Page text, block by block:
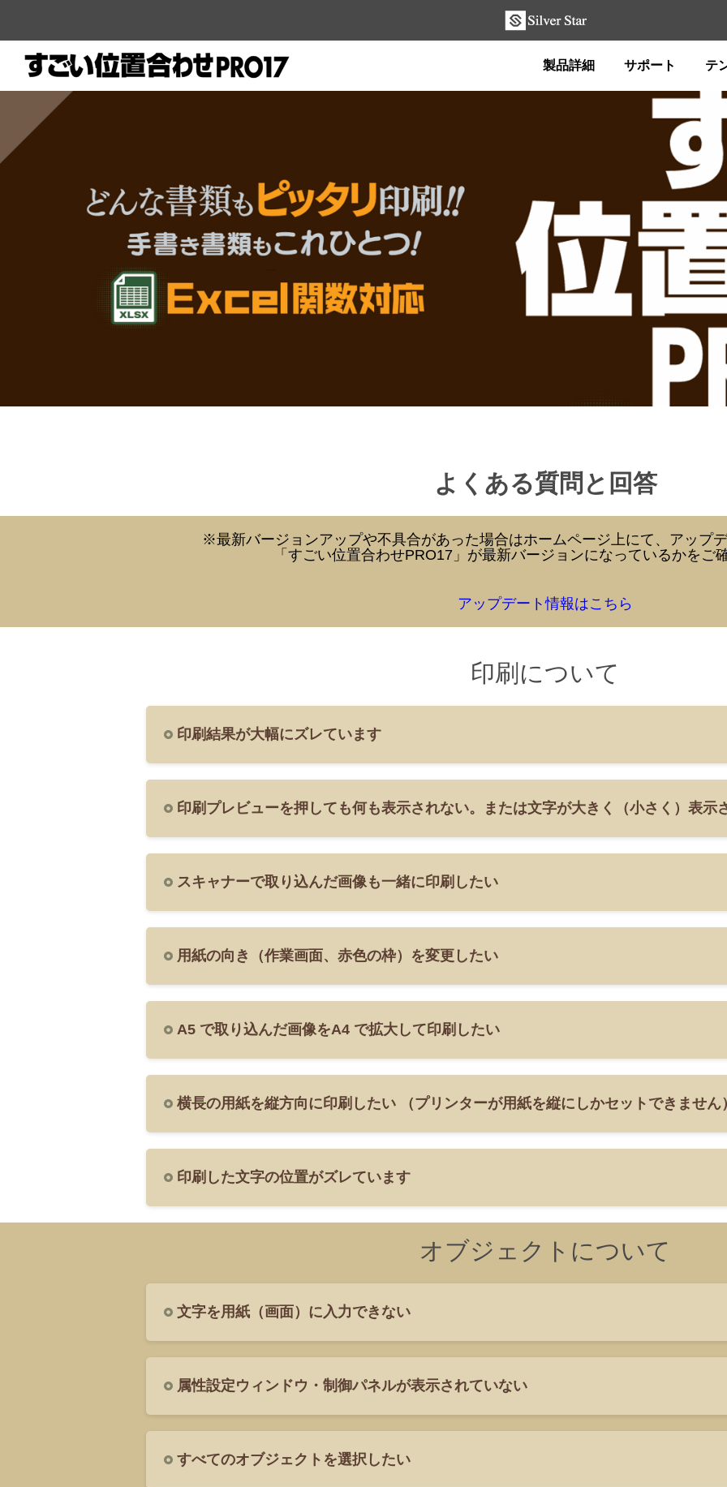
テ
サポート
製品詳細
よくある質問と回答
※最新バージョンアップや不具合があった場合はホームページ上にて、アップ
「すごい位置合わせPRO17」が最新バージョンになっているかをご
アップデート情報はこちら
印刷について
印刷結果が大幅にズレています
印刷プレビューを押しても何も表示されない。または文字が大きく（小さく）表示
スキャナーで取り込んだ画像も一緒に印刷したい
用紙の向き（作業画面、赤色の枠）を変更したい
A5 で取り込んだ画像をA4 で拡大して印刷したい
横長の用紙を縦方向に印刷したい （プリンターが用紙を縦にしかセットできません
印刷した文字の位置がズレています
オブジェクトについて
文字を用紙（画面）に入力できない
属性設定ウィンドウ・制御パネルが表示されていない
すべてのオブジェクトを選択したい